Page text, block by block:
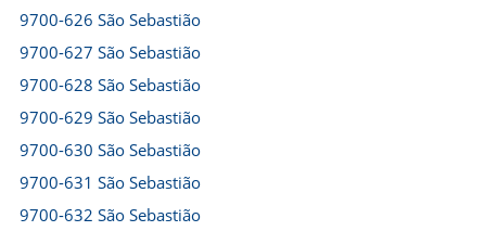
9700-626 São Sebastião
9700-627 São Sebastião
9700-628 São Sebastião
9700-629 São Sebastião
9700-630 São Sebastião
9700-631 São Sebastião
9700-632 São Sebastião